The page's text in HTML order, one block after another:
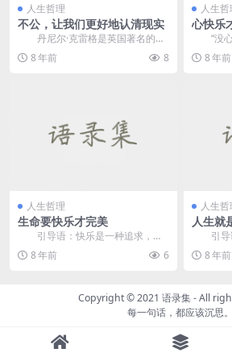
人生哲理
不公，让我们更好地认清现实
丹尼尔·克雷格是英国著名的影
视演员。16岁时，克雷格搬到伦
敦，...8 年前 8
人生哲
心快乐
“没心
人的...
8 年前
人生哲理
生命要快乐才完美
引导语：快乐是一种追求，也
是一种心愿，拥有了快乐你就拥有
了一切。 ...
8 年前 6
人生哲
人生就
引导
是被动
不随波逐
8 年前
Copyright © 2021 语录集- All
每一句话，都应该沉思。